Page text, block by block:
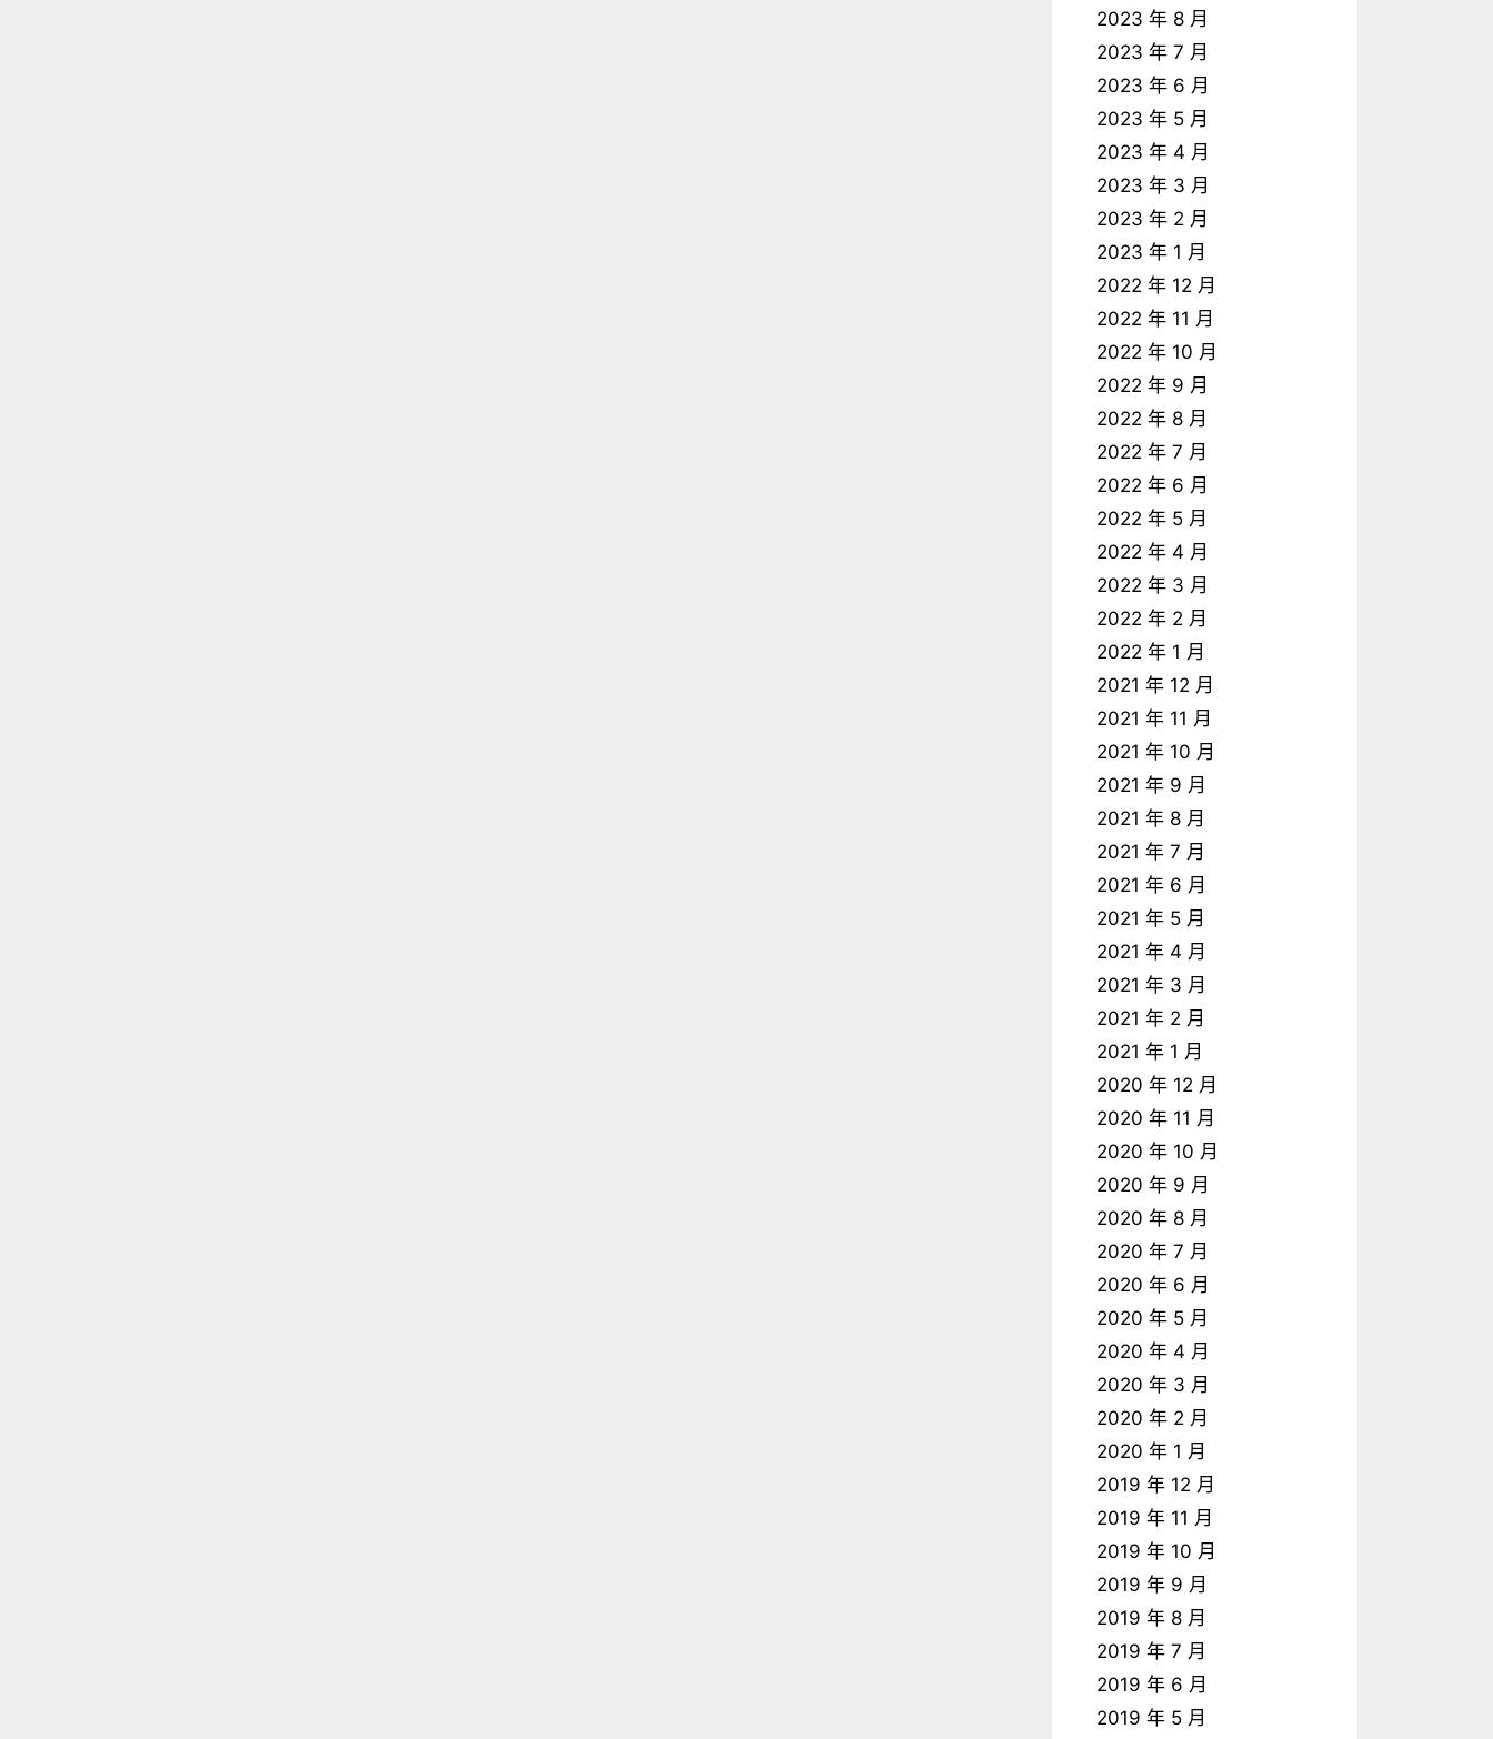
2023 年 8 月
2023 年 7 月
2023 年 6 月
2023 年 5 月
2023 年 4 月
2023 年 3 月
2023 年 2 月
2023 年 1 月
2022 年 12 月
2022 年 11 月
2022 年 10 月
2022 年 9 月
2022 年 8 月
2022 年 7 月
2022 年 6 月
2022 年 5 月
2022 年 4 月
2022 年 3 月
2022 年 2 月
2022 年 1 月
2021 年 12 月
2021 年 11 月
2021 年 10 月
2021 年 9 月
2021 年 8 月
2021 年 7 月
2021 年 6 月
2021 年 5 月
2021 年 4 月
2021 年 3 月
2021 年 2 月
2021 年 1 月
2020 年 12 月
2020 年 11 月
2020 年 10 月
2020 年 9 月
2020 年 8 月
2020 年 7 月
2020 年 6 月
2020 年 5 月
2020 年 4 月
2020 年 3 月
2020 年 2 月
2020 年 1 月
2019 年 12 月
2019 年 11 月
2019 年 10 月
2019 年 9 月
2019 年 8 月
2019 年 7 月
2019 年 6 月
2019 年 5 月